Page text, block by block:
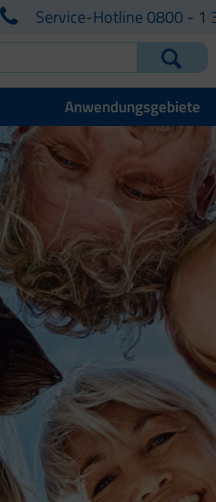
Service-Hotline 0800 - 1
Anwendungsgebiete